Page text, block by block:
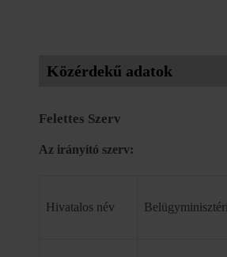
Közérdekű adatok
Felettes Szerv
Az irányító szerv:
Hivatalos név